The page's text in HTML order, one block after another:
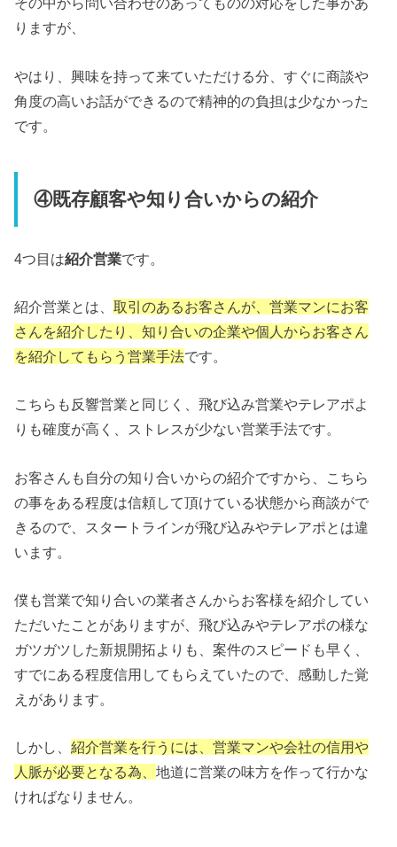
りますが、
やはり、興味を持って来ていただける分、すぐに商談や
角度の高いお話ができるので精神的の負担は少なかった
です。
④既存顧客や知り合いからの紹介
4つ目は紹介営業です。
紹介営業とは、取引のあるお客さんが、営業マンにお客
さんを紹介したり、知り合いの企業や個人からお客さん
を紹介してもらう営業手法です。
こちらも反響営業と同じく、飛び込み営業やテレアポよ
りも確度が高く、ストレスが少ない営業手法です。
お客さんも自分の知り合いからの紹介ですから、こちら
の事をある程度は信頼して頂けている状態から商談がで
きるので、スタートラインが飛び込みやテレアポとは違
います。
僕も営業で知り合いの業者さんからお客様を紹介してい
ただいたことがありますが、飛び込みやテレアポの様な
ガツガツした新規開拓よりも、案件のスピードも早く、
すでにある程度信用してもらえていたので、感動した覚
えがあります。
しかし、紹介営業を行うには、営業マンや会社の信用や
人脈が必要となる為、地道に営業の味方を作って行かな
ければなりません。